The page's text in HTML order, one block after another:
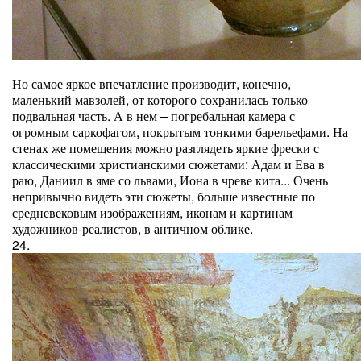
Но самое яркое впечатление производит, конечно,
маленький мавзолей, от которого сохранилась только
подвальная часть. А в нем – погребальная камера с
огромным саркофагом, покрытым тонкими барельефами. На
стенах же помещения можно разглядеть яркие фрески с
классическими христианскими сюжетами: Адам и Ева в
раю, Даниил в яме со львами, Иона в чреве кита... Очень
непривычно видеть эти сюжеты, больше известные по
средневековым изображениям, иконам и картинам
художников-реалистов, в античном облике.
24.